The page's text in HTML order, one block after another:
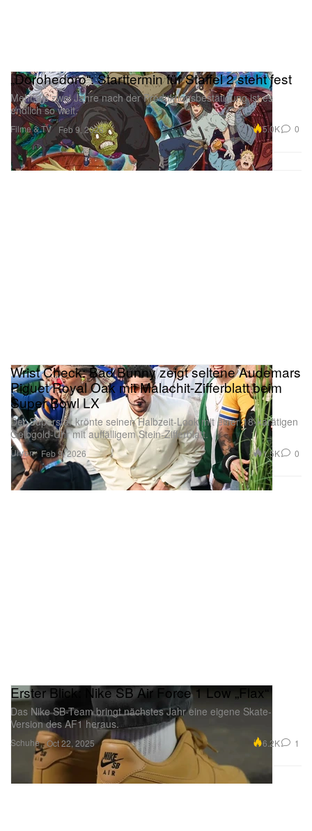
Filme & TV
„Dorohedoro“: Starttermin für Staffel 2 steht fest
Mehr als zwei Jahre nach der Produktionsbestätigung ist es
endlich so weit.
Feb 9, 2026 5.0K 0
Uhren
Wrist Check: Bad Bunny zeigt seltene Audemars
Piguet Royal Oak mit Malachit-Zifferblatt beim
Super Bowl LX
Der Superstar krönte seinen Halbzeit-Look mit einer 18-karätigen
Gelbgold-Uhr mit auffälligem Stein-Zifferblatt.
Feb 9, 2026 1.5K 0
Schuhe
Erster Blick: Nike SB Air Force 1 Low „Flax“
Das Nike SB-Team bringt nächstes Jahr eine eigene Skate-
Version des AF1 heraus.
Oct 22, 2025 6.2K 1